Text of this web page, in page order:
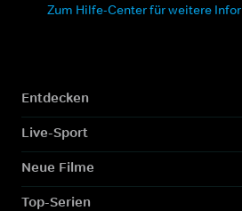
Zum Hilfe-Center für weitere
Entdecken
Live-Sport
Neue Filme
Top-Serien